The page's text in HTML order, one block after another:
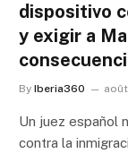
dispositivo
y exigir a
By Iberia360
Un juez español
contra la